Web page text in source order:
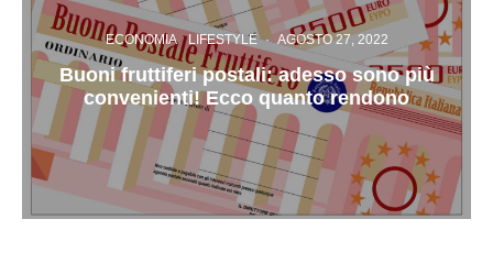
ECONOMIA LIFESTYLE · AGOSTO 27, 2022
Buoni fruttiferi postali: adesso sono più
convenienti! Ecco quanto rendono